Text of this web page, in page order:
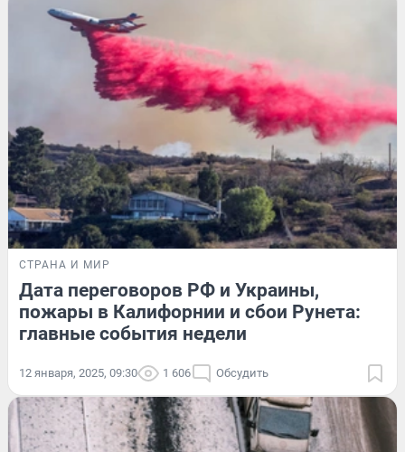
СТРАНА И МИР
Дата переговоров РФ и Украины,
пожары в Калифорнии и сбои Рунета:
главные события недели
12 января, 2025, 09:30 1 606 Обсудить